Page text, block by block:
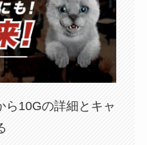
ら10Gの詳細とキャ